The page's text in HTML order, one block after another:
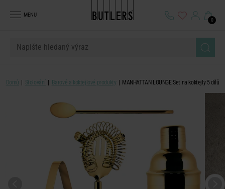
MENU
0
Domů Stolování Barové a koktejlové produkty MANHATTAN LOUNGE Set na koktejly 5 dílů